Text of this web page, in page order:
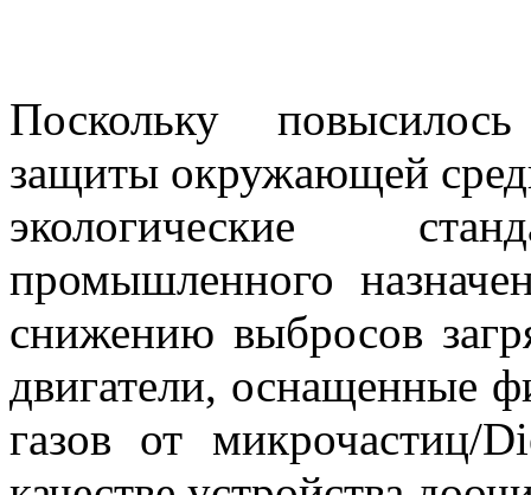
Поскольку
защиты окружающей
экологические
промышленного
снижению выбросов
двигатели, оснащенные
газов от микрочастиц/